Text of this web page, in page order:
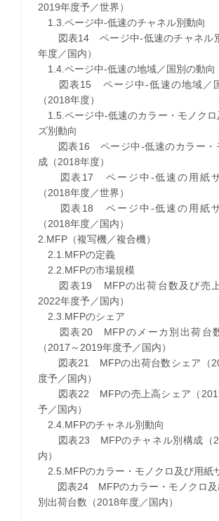
2019年度予／世界）
1.3.ページ中-低速のチャネル別動向
図表14 ページ中-低速のチャネル
年度／国内）
1.4.ページ中-低速の地域／国別の動向
図表15 ページ中-低速の地域／
（2018年度）
1.5.ページ中-低速のカラー・モノクロ
ズ別動向
図表16 ページ中-低速のカラー・
成（2018年度）
図表17 ページ中-低速の用紙サ
（2018年度／世界）
図表18 ページ中-低速の用紙サ
（2018年度／国内）
2.MFP（複写機／複合機）
2.1.MFPの定義
2.2.MFPの市場規模
図表19 MFPの出荷台数及び売上
2022年度予／国内）
2.3.MFPのシェア
図表20 MFPのメーカ別出荷台
（2017～2019年度予／国内）
図表21 MFPの出荷台数シェア（
度予／国内）
図表22 MFPの売上高シェア（
予／国内）
2.4.MFPのチャネル別動向
図表23 MFPのチャネル別構成（
内）
2.5.MFPのカラー・モノクロ及び用紙
図表24 MFPのカラー・モノクロ及
別出荷台数（2018年度／国内）